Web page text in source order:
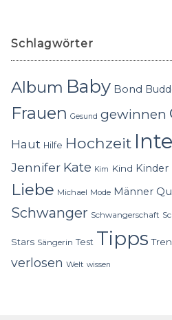
Schlagwörter
Album Baby Bond
Frauen Gesund gewinnen
Haut Hilfe Hochzeit
Jennifer Kate Kim Kind Kinder
Liebe Michael Mode Männer
Schwanger Schwangerschaft
Stars Sängerin Test Tipps
verlosen Welt wissen